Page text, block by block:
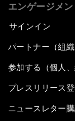
エンゲージメン
サインイン
パートナー（組
参加する（個人、
プレスリリース
ニュースレター